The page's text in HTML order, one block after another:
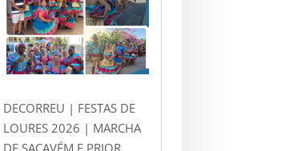
DECORREU | FESTAS DE
LOURES 2026 | MARCHA
DE SACAVÉM E PRIOR